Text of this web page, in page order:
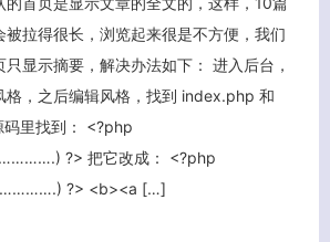
被拉得很长，浏览起来很是不方便，我们
显示摘要，解决办法如下： 进入后台，
格，之后编辑风格，找到 index.php 和
里找到： <?php
?> 把它改成： <?php
?> <b><a […]